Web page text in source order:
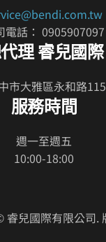
電話： 0905907097
理 睿兒國際
市大雅區永和路
服務時間
週一至週五
10:00-18:00
兒國際有限公司.